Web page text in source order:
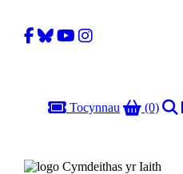
Facebook
BlueskyYouTube
Instagram
Tocynnau Basged
(0)